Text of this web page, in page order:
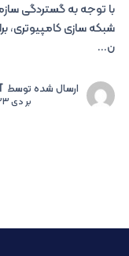
با توجه به گستردگی
شبکه سازی کامپیوتری،
ن...
ارسال شده توسط
بردی 23, 1402